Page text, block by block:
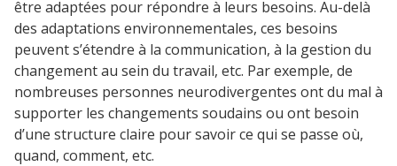
être adaptées pour répondre à leurs besoins. Au-delà
des adaptations environnementales, ces besoins
peuvent s’étendre à la communication, à la gestion du
changement au sein du travail, etc. Par exemple, de
nombreuses personnes neurodivergentes ont du mal à
supporter les changements soudains ou ont besoin
d’une structure claire pour savoir ce qui se passe où,
quand, comment, etc.